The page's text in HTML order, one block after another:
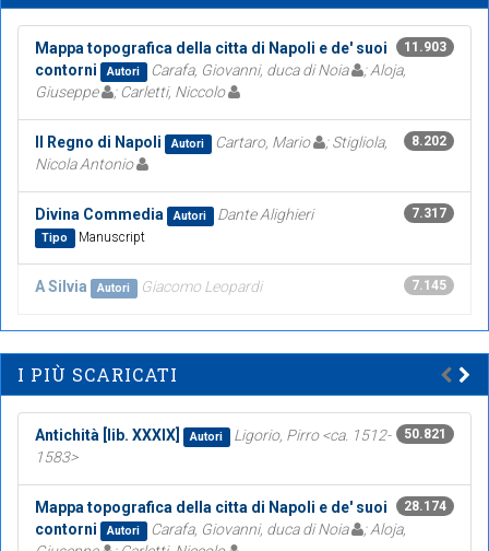
11.903
Mappa topografica della citta di Napoli e de' suoi
contorni
Autori Carafa, Giovanni, duca di Noia
; Aloja,
Giuseppe
; Carletti, Niccolo
8.202
Il Regno di Napoli Autori Cartaro, Mario
; Stigliola,
Nicola Antonio
7.317
Divina Commedia Autori Dante Alighieri
Tipo Manuscript
7.145
A Silvia Autori Giacomo Leopardi
I PIÙ SCARICATI
50.821
Antichità [lib. XXXIX] Autori
Ligorio, Pirro <ca. 1512-
1583>
28.174
Mappa topografica della citta di Napoli e de' suoi
contorni
Autori Carafa, Giovanni, duca di Noia
; Aloja,